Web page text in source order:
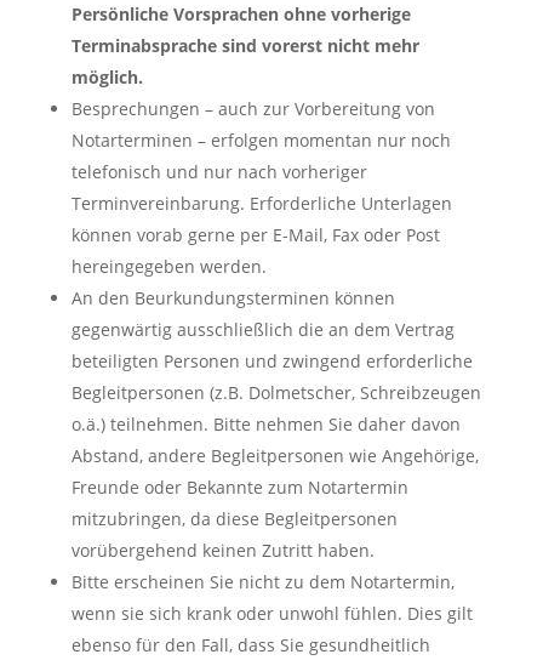
Persönliche Vorsprachen ohne vorherige
Terminabsprache sind vorerst nicht mehr
möglich.
Besprechungen – auch zur Vorbereitung von
Notarterminen – erfolgen momentan nur noch
telefonisch und nur nach vorheriger
Terminvereinbarung. Erforderliche Unterlagen
können vorab gerne per E-Mail, Fax oder Post
hereingegeben werden.
An den Beurkundungsterminen können
gegenwärtig ausschließlich die an dem Vertrag
beteiligten Personen und zwingend erforderliche
Begleitpersonen (z.B. Dolmetscher, Schreibzeugen
o.ä.) teilnehmen. Bitte nehmen Sie daher davon
Abstand, andere Begleitpersonen wie Angehörige,
Freunde oder Bekannte zum Notartermin
mitzubringen, da diese Begleitpersonen
vorübergehend keinen Zutritt haben.
Bitte erscheinen Sie nicht zu dem Notartermin,
wenn sie sich krank oder unwohl fühlen. Dies gilt
ebenso für den Fall, dass Sie gesundheitlich